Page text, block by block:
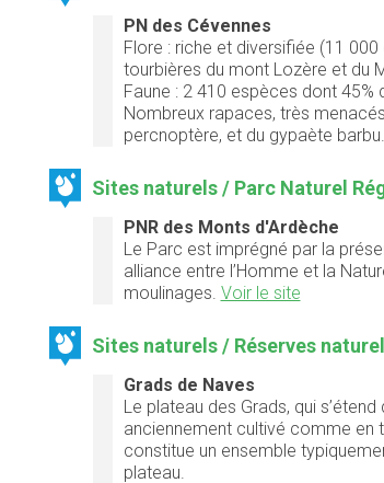
PN des Cévennes
Flore : riche et diversifiée (11
tourbières du mont Lozère et du
Faune : 2 410 espèces dont 45%
Nombreux rapaces, très
percnoptère, et du gypaète barbu.
Sites naturels / Parc Naturel
PNR des Monts d'Ardèche
Le Parc est imprégné par la
alliance entre l’Homme et la
moulinages. Voir le site
Sites naturels / Réserves
Grads de Naves
Le plateau des Grads, qui
anciennement cultivé comme en
constitue un ensemble
plateau.